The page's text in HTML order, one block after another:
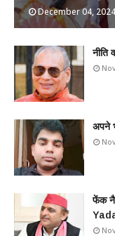
December 04, 2024
अपने
फेंक